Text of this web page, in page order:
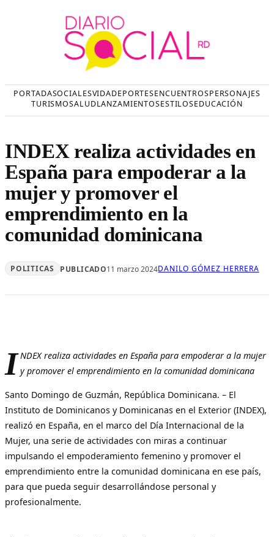
PORTADASOCIALESVIDADEPORTESENCUENTROSPERSONAJES
TURISMOSALUDLANZAMIENTOSESTILOSEDUCACIÓN
INDEX realiza actividades en
España para empoderar a la
mujer y promover el
emprendimiento en la
comunidad dominicana
POLITICAS PUBLICADO11 marzo 2024DANILO GÓMEZ HERRERA
I NDEX realiza actividades en España para empoderar a la mujer
y promover el emprendimiento en la comunidad dominicana
Santo Domingo de Guzmán, República Dominicana. – El
Instituto de Dominicanos y Dominicanas en el Exterior (INDEX),
realizó en España, en el marco del Día Internacional de la
Mujer, una serie de actividades con miras a continuar
impulsando el empoderamiento femenino y promover el
emprendimiento entre la comunidad dominicana en ese país,
para que pueda seguir desarrollándose personal y
profesionalmente.